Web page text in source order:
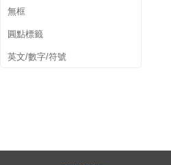
無框
圓點標籤
英文/數字/符號